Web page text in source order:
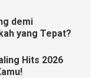
demi
yang Tepat?
Hits 2026